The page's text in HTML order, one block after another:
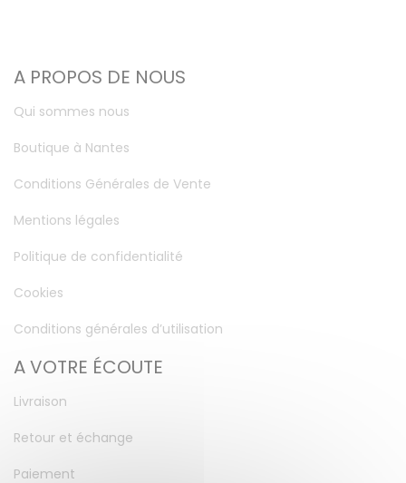
A PROPOS DE NOUS
Qui sommes nous
Boutique à Nantes
Conditions Générales de Vente
Mentions légales
Politique de confidentialité
Cookies
Conditions générales d’utilisation
A VOTRE ÉCOUTE
Livraison
Retour et échange
Paiement